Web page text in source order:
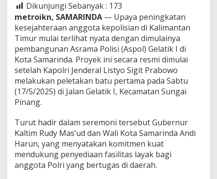
Dikunjungi Sebanyak : 173
metroikn, SAMARINDA — Upaya peningkatan
kesejahteraan anggota kepolisian di Kalimantan
Timur mulai terlihat nyata dengan dimulainya
pembangunan Asrama Polisi (Aspol) Gelatik I di
Kota Samarinda. Proyek ini secara resmi dimulai
setelah Kapolri Jenderal Listyo Sigit Prabowo
melakukan peletakan batu pertama pada Sabtu
(17/5/2025) di Jalan Gelatik I, Kecamatan Sungai
Pinang.
Turut hadir dalam seremoni tersebut Gubernur
Kaltim Rudy Mas’ud dan Wali Kota Samarinda Andi
Harun, yang menyatakan komitmen kuat
mendukung penyediaan fasilitas layak bagi
anggota Polri yang bertugas di daerah.